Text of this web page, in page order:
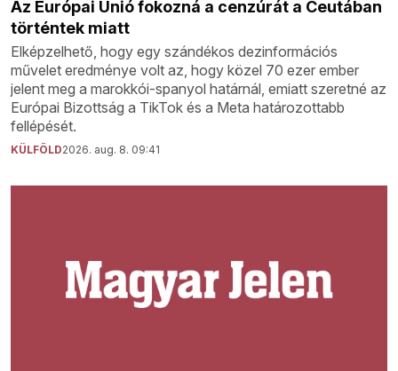
Az Európai Unió fokozná a cenzúrát a Ceutában
történtek miatt
Elképzelhető, hogy egy szándékos dezinformációs
művelet eredménye volt az, hogy közel 70 ezer ember
jelent meg a marokkói-spanyol határnál, emiatt szeretné az
Európai Bizottság a TikTok és a Meta határozottabb
fellépését.
KÜLFÖLD2026. aug. 8. 09:41